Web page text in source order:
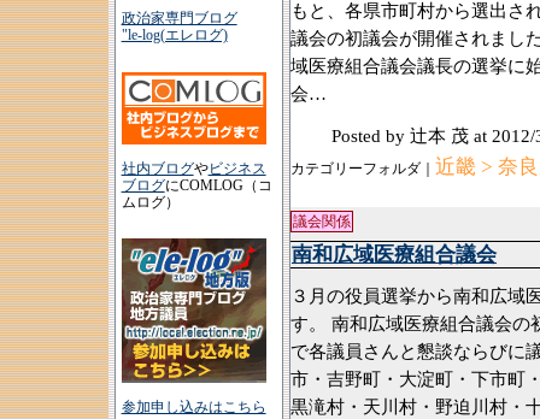
政治家専門ブログ
"le-log(エレログ)
社内ブログやビジネス
ブログにCOMLOG（コ
ムログ）
参加申し込みはこちら
もと、各県市町村から選出さ
議会の初議会が開催されまし
域医療組合議会議長の選挙に
会…
Posted by 辻本 茂 at
カテゴリーフォルダ｜ 近畿 > 奈
議会関係
南和広域医療組合議会
３月の役員選挙から南和広域
す。 南和広域医療組合議会の
で各議員さんと懇談ならびに
市・吉野町・大淀町・下市町
黒滝村・天川村・野迫川村・